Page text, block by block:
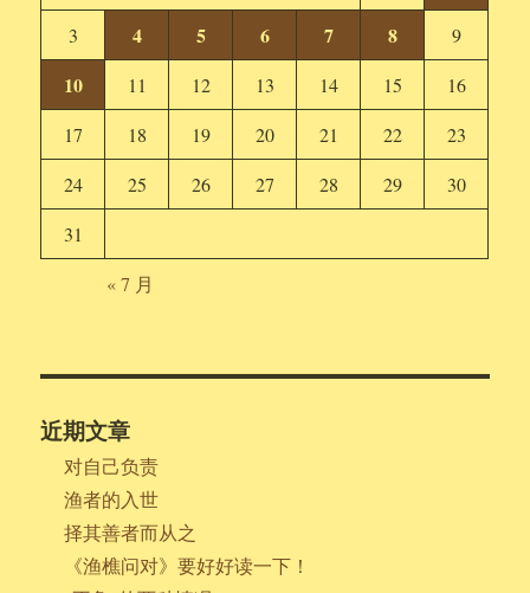
3 4 5 6 7 8 9
10 11 12 13 14 15
16
17
18 19 20 21 22
23
24
25 26 27 28 29
30
31
« 7 月
近期文章
对自己负责
渔者的入世
择其善者而从之
《渔樵问对》要好好读一下！